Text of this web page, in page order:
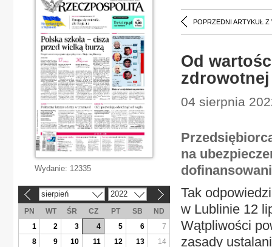
POPRZEDNI ARTYKUŁ Z
Od
zdrowotnej
04 sierpnia
na
Tak
w Lublinie 12
Wątpliwości
zasady
Wydanie: 12335
sierpień 2022
PN WT ŚR CZ PT SB
ND
1
2 3 4 5 6
7
8
9 10 11 12 13
14